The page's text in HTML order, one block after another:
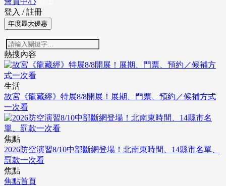
登入 / 註冊
年度最大優惠
熱搜內容
生活
故宮《龍藏經》特展8/8開展！展期、門票、預約／候補方式
一次看
焦點
2026防空演習8/10中部斷網登場！北南東時間、14縣市名單、
罰款一次看
焦點
焦點首頁